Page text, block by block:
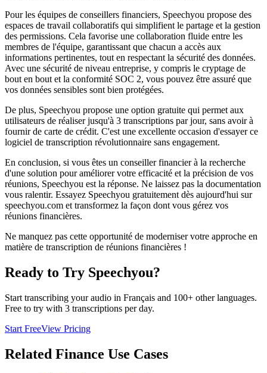
Pour les équipes de conseillers financiers, Speechyou propose des
espaces de travail collaboratifs qui simplifient le partage et la gestion
des permissions. Cela favorise une collaboration fluide entre les
membres de l'équipe, garantissant que chacun a accès aux
informations pertinentes, tout en respectant la sécurité des données.
Avec une sécurité de niveau entreprise, y compris le cryptage de
bout en bout et la conformité SOC 2, vous pouvez être assuré que
vos données sensibles sont bien protégées.
De plus, Speechyou propose une option gratuite qui permet aux
utilisateurs de réaliser jusqu'à 3 transcriptions par jour, sans avoir à
fournir de carte de crédit. C'est une excellente occasion d'essayer ce
logiciel de transcription révolutionnaire sans engagement.
En conclusion, si vous êtes un conseiller financier à la recherche
d'une solution pour améliorer votre efficacité et la précision de vos
réunions, Speechyou est la réponse. Ne laissez pas la documentation
vous ralentir. Essayez Speechyou gratuitement dès aujourd'hui sur
speechyou.com et transformez la façon dont vous gérez vos
réunions financières.
Ne manquez pas cette opportunité de moderniser votre approche en
matière de transcription de réunions financières !
Ready to Try Speechyou?
Start transcribing your audio in Français and 100+ other languages.
Free to try with 3 transcriptions per day.
Start FreeView Pricing
Related Finance Use Cases